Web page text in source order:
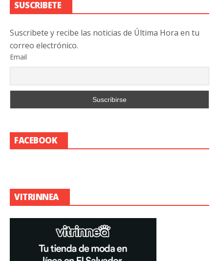
SUSCRIBETE
Suscribete y recibe las noticias de Última Hora en tu
correo electrónico.
Email
FACEBOOK
VITRINNEA